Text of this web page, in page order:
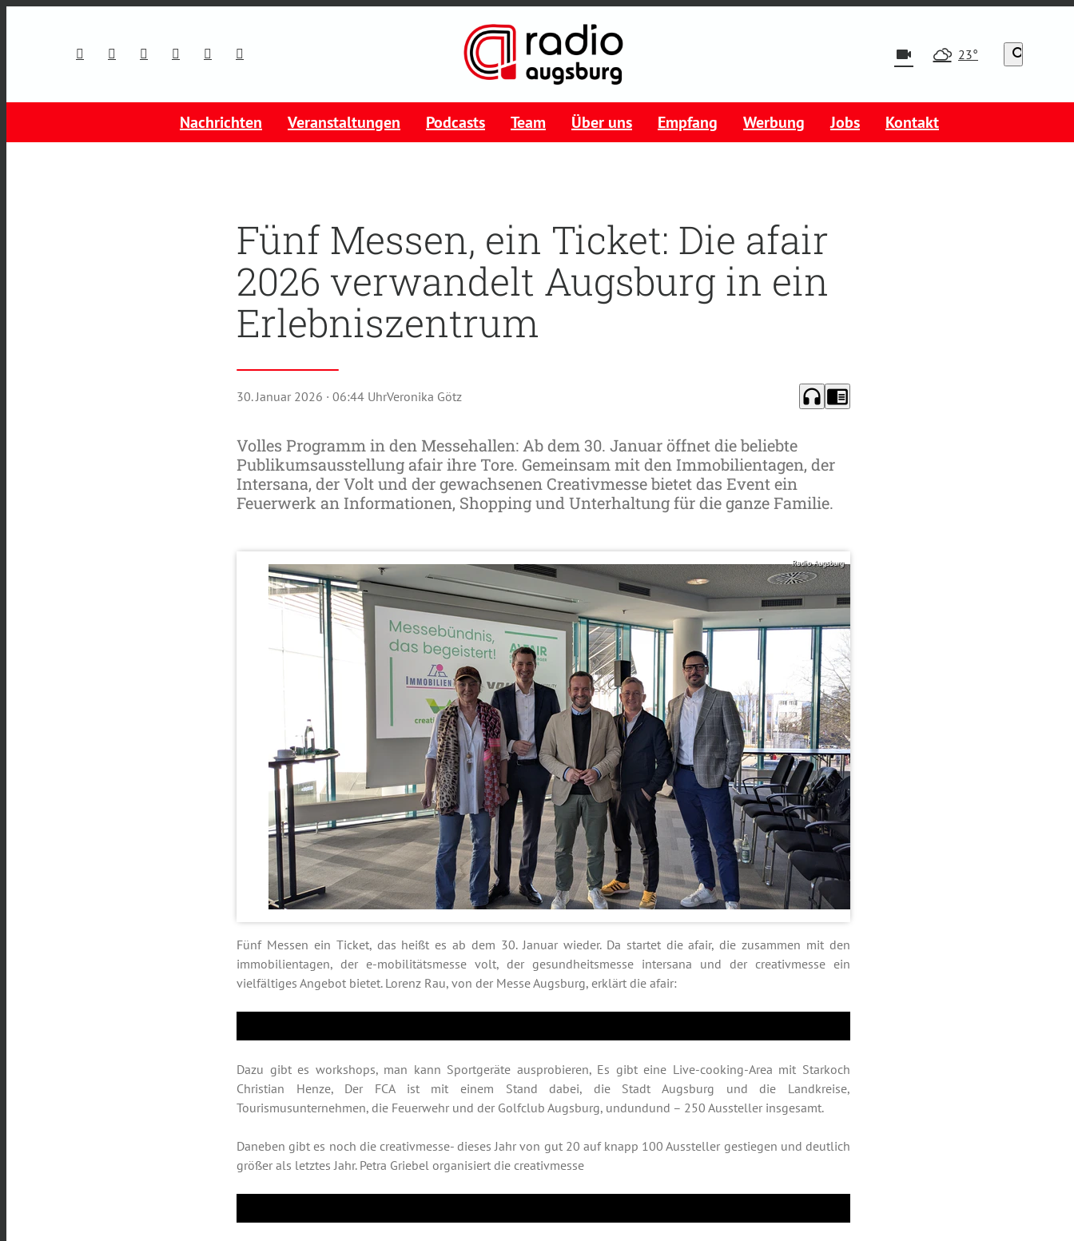
videocam 23° search
Nachrichten Veranstaltungen Podcasts Team Über uns Empfang Werbung Jobs Kontakt
Fünf Messen, ein Ticket: Die afair
2026 verwandelt Augsburg in ein
Erlebniszentrum
30. Januar 2026 · 06:44 UhrVeronika Götz headphones chrome_reader_mode
Volles Programm in den Messehallen: Ab dem 30. Januar öffnet die beliebte
Publikumsausstellung afair ihre Tore. Gemeinsam mit den Immobilientagen, der
Intersana, der Volt und der gewachsenen Creativmesse bietet das Event ein
Feuerwerk an Informationen, Shopping und Unterhaltung für die ganze Familie.
Radio Augsburg
Fünf Messen ein Ticket, das heißt es ab dem 30. Januar wieder. Da startet die afair, die zusammen mit den
immobilientagen, der e-mobilitätsmesse volt, der gesundheitsmesse intersana und der creativmesse ein
vielfältiges Angebot bietet. Lorenz Rau, von der Messe Augsburg, erklärt die afair:
Dazu gibt es workshops, man kann Sportgeräte ausprobieren, Es gibt eine Live-cooking-Area mit Starkoch
Christian Henze, Der FCA ist mit einem Stand dabei, die Stadt Augsburg und die Landkreise,
Tourismusunternehmen, die Feuerwehr und der Golfclub Augsburg, undundund – 250 Aussteller insgesamt.
Daneben gibt es noch die creativmesse- dieses Jahr von gut 20 auf knapp 100 Aussteller gestiegen und deutlich
größer als letztes Jahr. Petra Griebel organisiert die creativmesse